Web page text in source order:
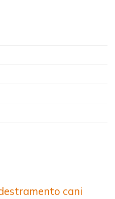
cani